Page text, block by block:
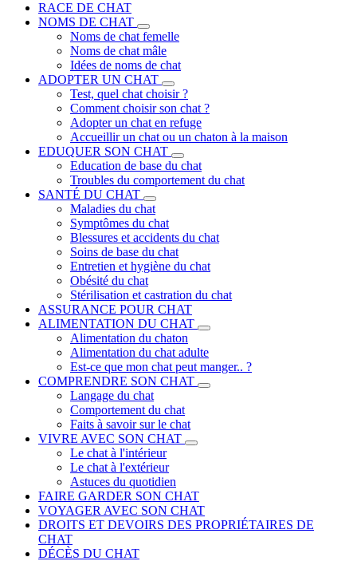
RACE DE CHAT
NOMS DE CHAT
Noms de chat femelle
Noms de chat mâle
Idées de noms de chat
ADOPTER UN CHAT
Test, quel chat choisir ?
Comment choisir son chat ?
Adopter un chat en refuge
Accueillir un chat ou un chaton à la maison
EDUQUER SON CHAT
Education de base du chat
Troubles du comportement du chat
SANTÉ DU CHAT
Maladies du chat
Symptômes du chat
Blessures et accidents du chat
Soins de base du chat
Entretien et hygiène du chat
Obésité du chat
Stérilisation et castration du chat
ASSURANCE POUR CHAT
ALIMENTATION DU CHAT
Alimentation du chaton
Alimentation du chat adulte
Est-ce que mon chat peut manger.. ?
COMPRENDRE SON CHAT
Langage du chat
Comportement du chat
Faits à savoir sur le chat
VIVRE AVEC SON CHAT
Le chat à l'intérieur
Le chat à l'extérieur
Astuces du quotidien
FAIRE GARDER SON CHAT
VOYAGER AVEC SON CHAT
DROITS ET DEVOIRS DES PROPRIÉTAIRES DE
CHAT
DÉCÈS DU CHAT